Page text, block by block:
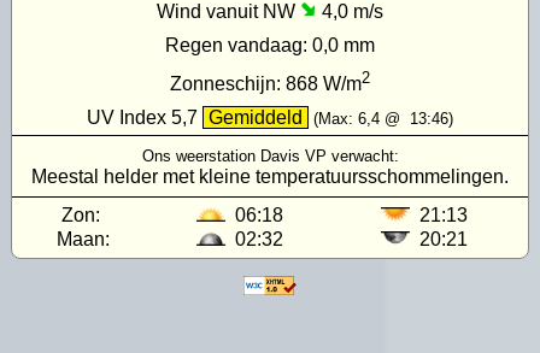
Wind vanuit NW
4,0 m/s
Regen vandaag: 0,0 mm
Zonneschijn: 868 W/m2
UV Index 5,7 Gemiddeld (Max: 6,4 @ 13:46)
Ons weerstation Davis VP verwacht:
Meestal helder met kleine temperatuursschommelingen.
Zon:
06:18
21:13
Maan:
02:32 20:21